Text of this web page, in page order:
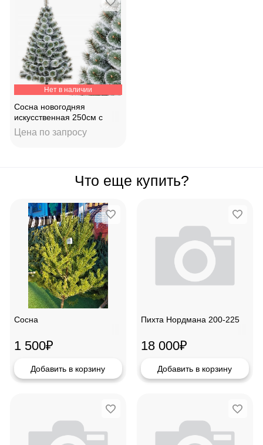
Нет в наличии
Сосна новогодняя
искусственная 250см с
белыми кончиками 50252
Цена по запросу
Что еще купить?
Сосна
1 500₽
Добавить в корзину
Пихта Нордмана 200-225
18 000₽
Добавить в корзину